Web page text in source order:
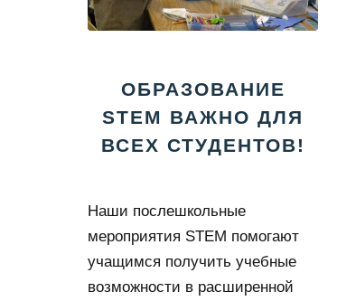
ОБРАЗОВАНИЕ
STEM ВАЖНО ДЛЯ
ВСЕХ СТУДЕНТОВ!
Наши послешкольные
мероприятия STEM помогают
учащимся получить учебные
возможности в расширенной